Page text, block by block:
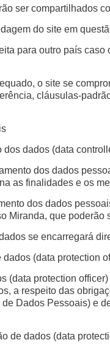
ser compartilhados
do site em
para outro país
o site se
cláusulas-
dos dados (data
dos dados
as finalidades e os
dos dados
Miranda, que
se encarregará
(data protection
(data protection
a respeito das
Dados Pessoais) e
de dados (data